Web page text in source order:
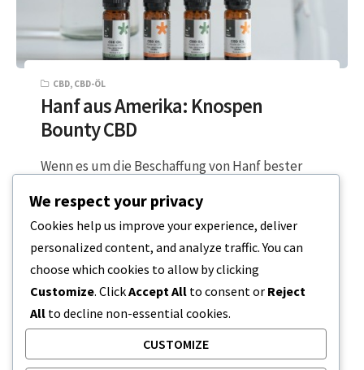
CBD, CBD-ÖL
Hanf aus Amerika: Knospen
Bounty CBD
Wenn es um die Beschaffung von Hanf bester
der Vereinigten Staaten von Amerika….
2 MINUTEN LESEZEIT 26. JUNI 2023
We respect your privacy
Cookies help us improve your experience, deliver
personalized content, and analyze traffic. You can
choose which cookies to allow by clicking
Customize. ClickAccept All to consent or Reject
All to decline non-essential cookies.
CUSTOMIZE